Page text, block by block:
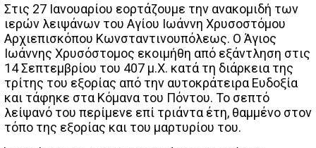
Στις 27 Ιανουαρίου εορτάζουμε την ανακομιδή των
ιερών λειψάνων του Αγίου Ιωάννη Χρυσοστόμου
Αρχιεπισκόπου Κωνσταντινουπόλεως. Ο Άγιος
Ιωάννης Χρυσόστομος εκοιμήθη από εξάντληση στις
14 Σεπτεμβρίου του 407 μ.Χ. κατά τη διάρκεια της
τρίτης του εξορίας από την αυτοκράτειρα Ευδοξία
και τάφηκε στα Κόμανα του Πόντου. Το σεπτό
λείψανό του περίμενε επί τριάντα έτη, θαμμένο στον
τόπο της εξορίας και του μαρτυρίου του.